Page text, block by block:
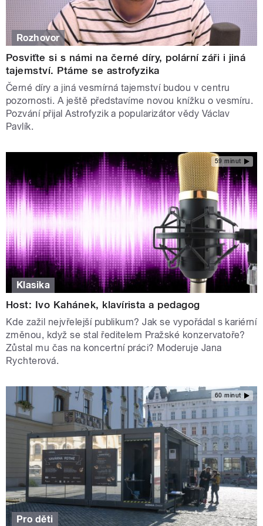
Rozhovor
Posviťte si s námi na černé díry, polární záři i jiná
tajemství. Ptáme se astrofyzika
Černé díry a jiná vesmírná tajemství budou v centru
pozornosti. A ještě představíme novou knížku o vesmíru.
Pozvání přijal Astrofyzik a popularizátor vědy Václav
Pavlík.
59 minut
Klasika
Host: Ivo Kahánek, klavírista a pedagog
Kde zažil nejvřelejší publikum? Jak se vypořádal s kariérní
změnou, když se stal ředitelem Pražské konzervatoře?
Zůstal mu čas na koncertní práci? Moderuje Jana
Rychterová.
60 minut
Pro děti